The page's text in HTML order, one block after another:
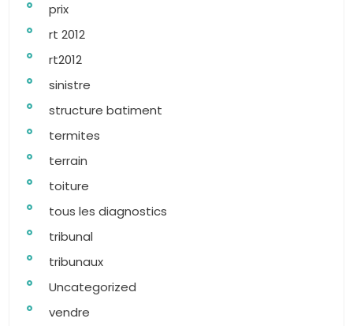
prix
rt 2012
rt2012
sinistre
structure batiment
termites
terrain
toiture
tous les diagnostics
tribunal
tribunaux
Uncategorized
vendre